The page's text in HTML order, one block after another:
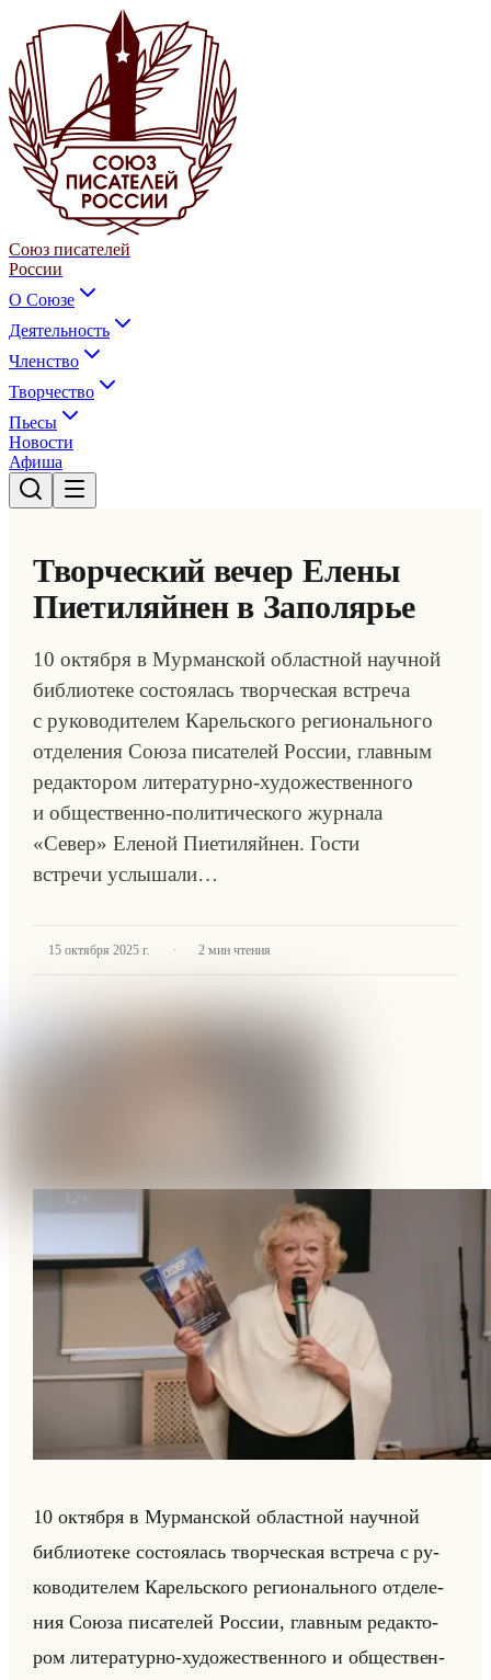
Союз писателей
России
О Союзе
Деятельность
Членство
Творчество
Пьесы
Новости
Афиша
Творческий вечер Елены
Пиетиляйнен в Заполярье
10 октября в Мурманской областной научной
библиотеке состоялась творческая встреча
с руководителем Карельского регионального
отделения Союза писателей России, главным
редактором литературно-художественного
и общественно-политического журнала
«Север» Еленой Пиетиляйнен. Гости
встречи услышали…
15 октября 2025 г. · 2 мин чтения
10 ок­тяб­ря в Мур­ман­ской об­ласт­ной на­уч­ной
биб­лио­те­ке со­сто­ялась твор­че­ская встре­ча с ру­
ко­во­ди­те­лем Ка­рельско­го ре­ги­онально­го от­де­ле­
ния Союза пи­са­те­лей Рос­сии, глав­ным ре­дак­то­
ром ли­те­ра­тур­но-ху­до­же­ствен­но­го и об­ще­ствен­